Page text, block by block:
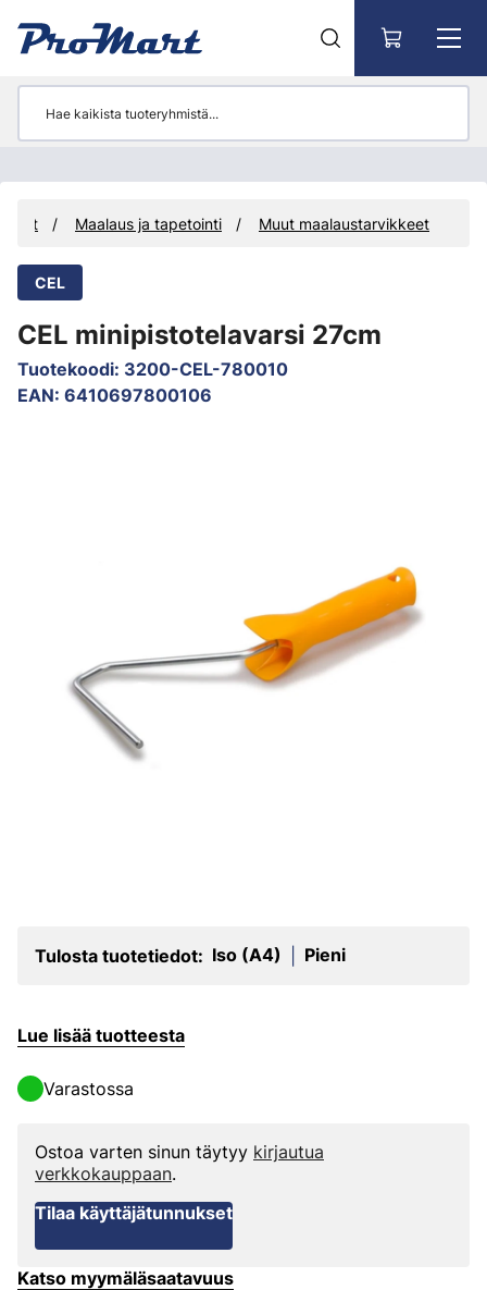
Maalaus ja tapetointi Muut maalaustarvikkeet
CEL
CEL minipistotelavarsi 27cm
Tuotekoodi: 3200-CEL-780010
EAN: 6410697800106
Tulosta tuotetiedot: Iso (A4) Pieni
Lue lisää tuotteesta
Varastossa
Ostoa varten sinun täytyy kirjautua
verkkokauppaan.
Tilaa käyttäjätunnukset
Katso myymäläsaatavuus